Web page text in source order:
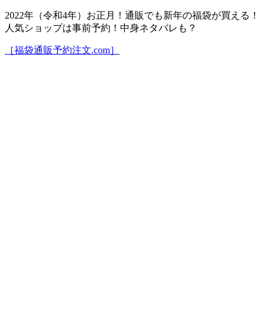
2022年（令和4年）お正月！通販でも新年の福袋が買える！
人気ショップは事前予約！中身ネタバレも？
［福袋通販予約注文.com］